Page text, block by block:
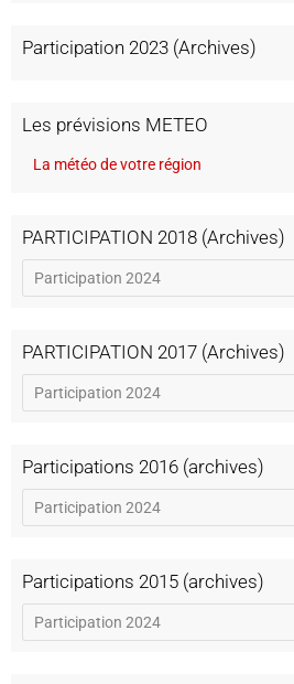
Participation 2023 (Archives)
Les prévisions METEO
La météo de votre région
PARTICIPATION 2018 (Archives)
PARTICIPATION 2017 (Archives)
Participations 2016 (archives)
Participations 2015 (archives)